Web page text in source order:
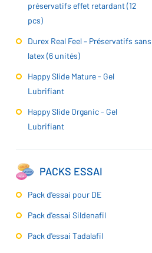
préservatifs effet retardant (12
pcs)
Durex Real Feel – Préservatifs sans
latex (6 unités)
Happy Slide Mature - Gel
Lubrifiant
Happy Slide Organic - Gel
Lubrifiant
PACKS ESSAI
Pack d'essai pour DE
Pack d'essai Sildenafil
Pack d'essai Tadalafil